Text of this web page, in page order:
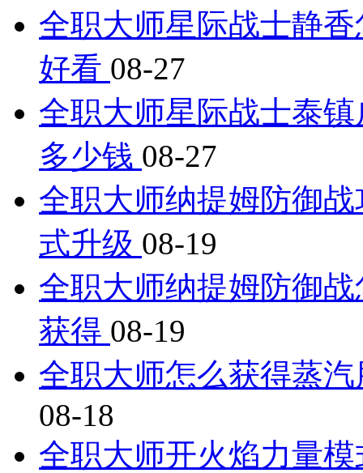
全职大师星际战士静
好看 08-27
全职大师星际战士泰
多少钱 08-27
全职大师纳提姆防御
式升级 08-19
全职大师纳提姆防御
获得 08-19
全职大师怎么获得蒸
08-18
全职大师开火焰力量